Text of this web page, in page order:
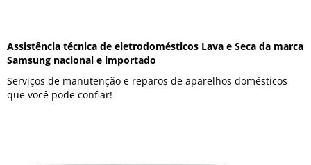
Assistência técnica de eletrodomésticos Lava e Seca da marca
Samsung nacional e importado
Serviços de manutenção e reparos de aparelhos domésticos
que você pode confiar!